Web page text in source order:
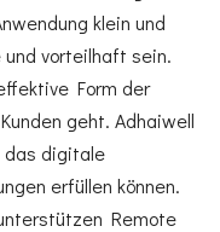
klein und
und vorteilhaft sein.
Form der
geht. Adhaiwell
das digitale
erfüllen können.
Remote